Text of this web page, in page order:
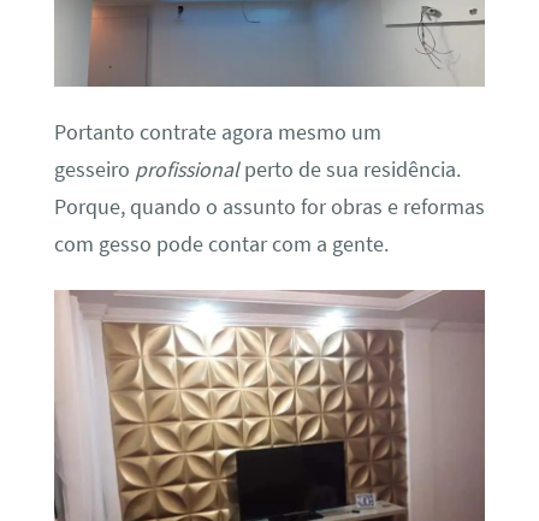
Portanto contrate agora mesmo um
gesseiro profissionalperto de sua residência.
Porque, quando o assunto for obras e reformas
com gesso pode contar com a gente.